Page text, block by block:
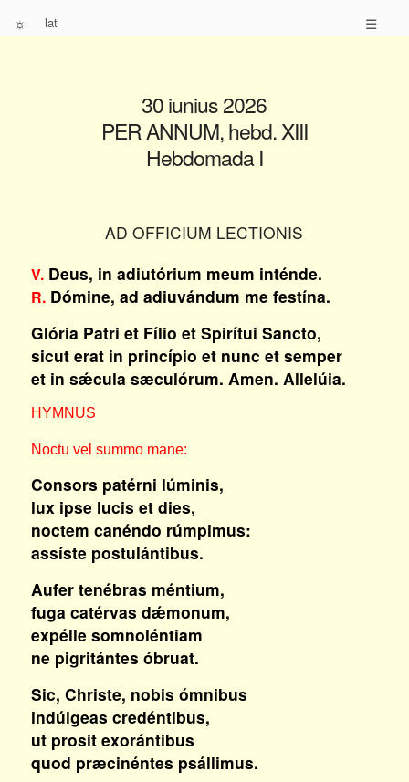
☼ lat ☰
30 iunius 2026
PER ANNUM, hebd. XIII
Hebdomada I
AD OFFICIUM LECTIONIS
V.Deus, in adiutórium meum inténde.
R.Dómine, ad adiuvándum me festína.
Glória Patri et Fílio et Spirítui Sancto,
sicut erat in princípio et nunc et semper
et in sǽcula sæculórum. Amen. Allelúia.
HYMNUS
Noctu vel summo mane:
Consors patérni lúminis,
lux ipse lucis et dies,
noctem canéndo rúmpimus:
assíste postulántibus.
Aufer tenébras méntium,
fuga catérvas dǽmonum,
expélle somnoléntiam
ne pigritántes óbruat.
Sic, Christe, nobis ómnibus
indúlgeas credéntibus,
ut prosit exorántibus
quod præcinéntes psállimus.